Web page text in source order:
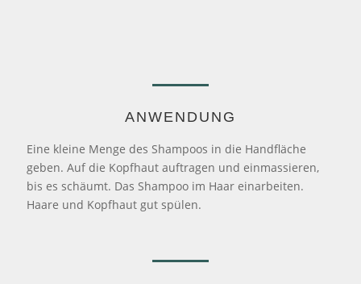
ANWENDUNG
Eine kleine Menge des Shampoos in die Handfläche
geben. Auf die Kopfhaut auftragen und einmassieren,
bis es schäumt. Das Shampoo im Haar einarbeiten.
Haare und Kopfhaut gut spülen.